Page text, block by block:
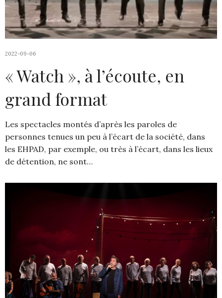
2022-09-06
« Watch », à l’écoute, en
grand format
Les spectacles montés d’après les paroles de
personnes tenues un peu à l’écart de la société, dans
les EHPAD, par exemple, ou très à l’écart, dans les lieux
de détention, ne sont…